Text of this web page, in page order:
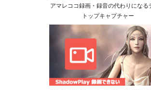
アマレココ録画・録音の代わりになる
トップキャプチャー